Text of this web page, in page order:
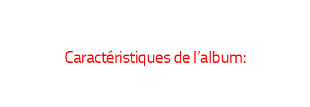
Caractéristiques de l’album: